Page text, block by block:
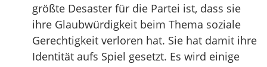
größte Desaster für die Partei ist, dass sie
ihre Glaubwürdigkeit beim Thema soziale
Gerechtigkeit verloren hat. Sie hat damit ihre
Identität aufs Spiel gesetzt. Es wird einige